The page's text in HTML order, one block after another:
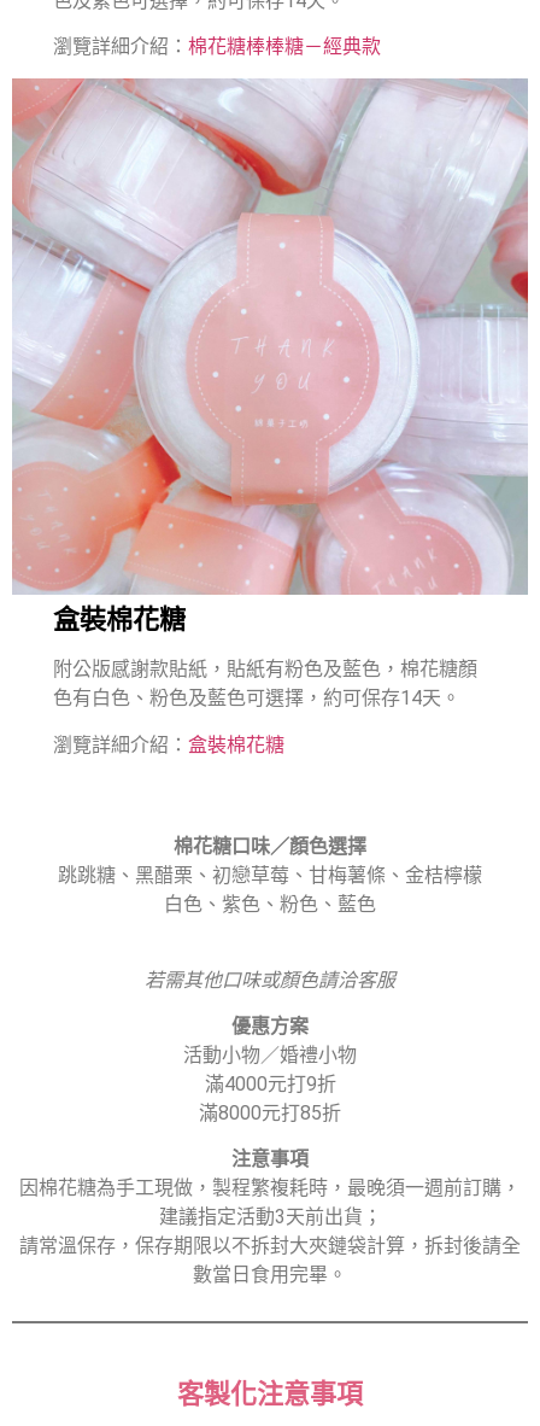
瀏覽詳細介紹：棉花糖棒棒糖－經典款
盒裝棉花糖
附公版感謝款貼紙，貼紙有粉色及藍色，棉花糖顏
色有白色、粉色及藍色可選擇，約可保存14天。
瀏覽詳細介紹：盒裝棉花糖
棉花糖口味／顏色選擇
跳跳糖、黑醋栗、初戀草莓、甘梅薯條、金桔檸檬
白色、紫色、粉色、藍色
若需其他口味或顏色請洽客服
優惠方案
活動小物／婚禮小物
滿4000元打9折
滿8000元打85折
注意事項
因棉花糖為手工現做，製程繁複耗時，最晚須一週前訂購，
建議指定活動3天前出貨；
請常溫保存，保存期限以不拆封大夾鏈袋計算，拆封後請全
數當日食用完畢。
客製化注意事項